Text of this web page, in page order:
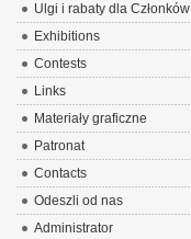
Ulgi i rabaty dla Członków
Exhibitions
Contests
Links
Materiały graficzne
Patronat
Contacts
Odeszli od nas
Administrator